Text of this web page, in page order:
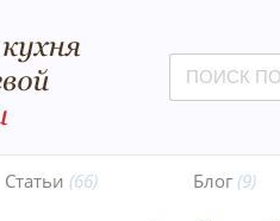
Статьи (66) Блог (9)